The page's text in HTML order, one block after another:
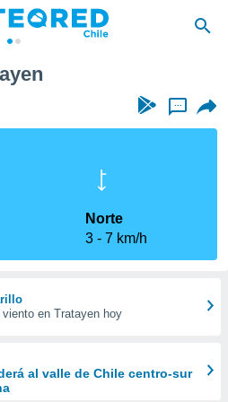
...
Norte
3
7 km/h
en Tratayen hoy
al valle de Chile centro-sur